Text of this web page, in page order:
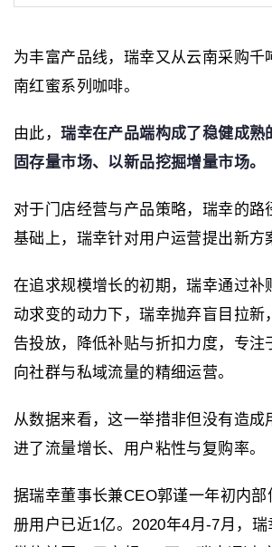
为丰富产品线，瑞幸又从云南采购千
南红蜜系列咖啡。
由此，瑞幸在产品端构成了稳健成熟
固存量市场、以新品挖掘增量市场。
对于门店经营与产品策略，瑞幸的路
基础上，瑞幸针对用户运营提出新方
在追求规模增长的初期，瑞幸通过补
动求变的动力下，瑞幸抛弃盲目拉新
告投放，降低补贴与折扣力度，专注
向社群与私域流量的精细运营。
从数据来看，这一举措非但没有造成
进了流量增长、用户粘性与复购率。
据瑞幸董事长兼CEO郭谨一年初内部
册用户已近1亿。2020年4月-7月，